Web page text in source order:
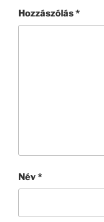
Hozzászólás*
Név*